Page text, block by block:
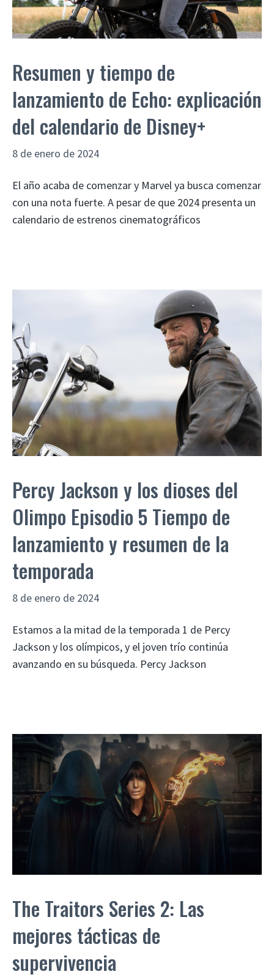
Resumen y tiempo de
lanzamiento de Echo: explicación
del calendario de Disney+
8 de enero de 2024
El año acaba de comenzar y Marvel ya busca comenzar
con una nota fuerte. A pesar de que 2024 presenta un
calendario de estrenos cinematográficos
Percy Jackson y los dioses del
Olimpo Episodio 5 Tiempo de
lanzamiento y resumen de la
temporada
8 de enero de 2024
Estamos a la mitad de la temporada 1 de Percy
Jackson y los olímpicos, y el joven trío continúa
avanzando en su búsqueda. Percy Jackson
The Traitors Series 2: Las
mejores tácticas de
supervivencia